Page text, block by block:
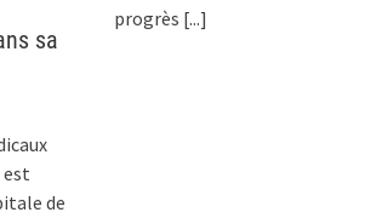
sa
est
de
progrès [...]